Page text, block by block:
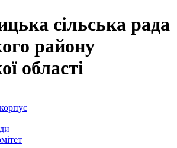
сільська рада
району
області